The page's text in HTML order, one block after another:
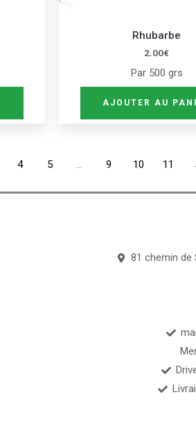
Rhubarbe
2.00€
Par 500 grs
AJOUTER AU
4 5 … 9 10 11
81 chemin de